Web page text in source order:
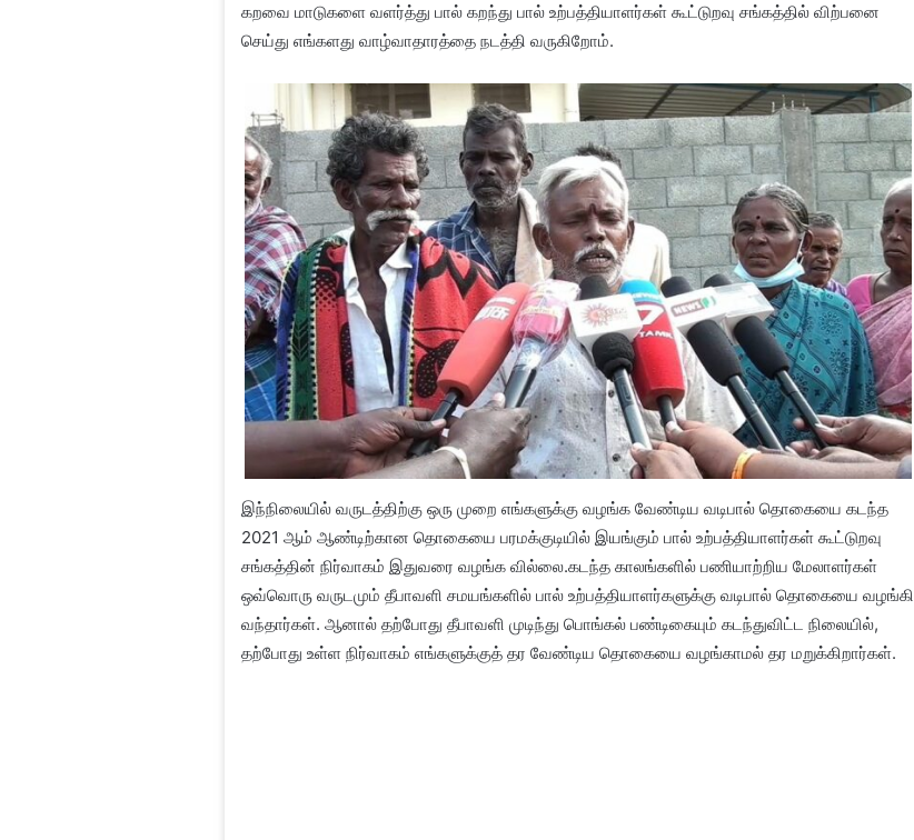
கறவை மாடுகளை வளர்த்து பால் கறந்து பால் உற்பத்தியாளர்கள் கூட்டுறவு சங்கத்தில் விற்பனை
செய்து எங்களது வாழ்வாதாரத்தை நடத்தி வருகிறோம்.
இந்நிலையில் வருடத்திற்கு ஒரு முறை எங்களுக்கு வழங்க வேண்டிய வடிபால் தொகையை கடந்த
2021 ஆம் ஆண்டிற்கான தொகையை பரமக்குடியில் இயங்கும் பால் உற்பத்தியாளர்கள் கூட்டுறவு
சங்கத்தின் நிர்வாகம் இதுவரை வழங்க வில்லை.கடந்த காலங்களில் பணியாற்றிய மேலாளர்கள்
ஒவ்வொரு வருடமும் தீபாவளி சமயங்களில் பால் உற்பத்தியாளர்களுக்கு வடிபால் தொகையை வழங்கி
வந்தார்கள். ஆனால் தற்போது தீபாவளி முடிந்து பொங்கல் பண்டிகையும் கடந்துவிட்ட நிலையில்,
தற்போது உள்ள நிர்வாகம் எங்களுக்குத் தர வேண்டிய தொகையை வழங்காமல் தர மறுக்கிறார்கள்.